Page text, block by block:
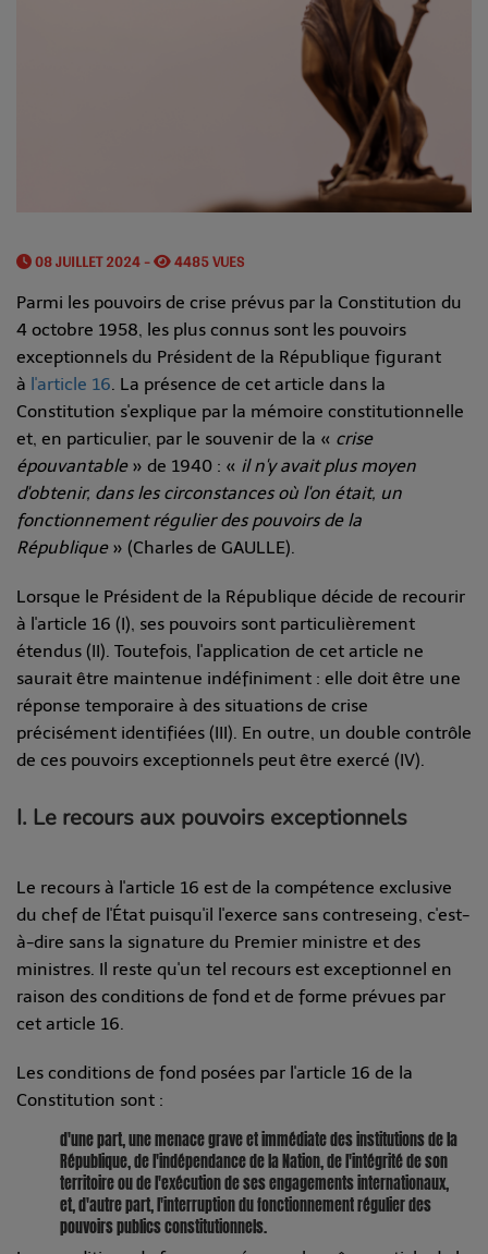
08 JUILLET 2024 - 4485 VUES
Parmi les pouvoirs de crise prévus par la Constitution du
4 octobre 1958, les plus connus sont les pouvoirs
exceptionnels du Président de la République figurant
à l'article 16. La présence de cet article dans la
Constitution s'explique par la mémoire constitutionnelle
et, en particulier, par le souvenir de la « crise
épouvantable» de 1940 : « il n'y avait plus moyen
d'obtenir, dans les circonstances où l'on était, un
fonctionnement régulier des pouvoirs de la
République» (Charles de GAULLE).
Lorsque le Président de la République décide de recourir
à l'article 16 (I), ses pouvoirs sont particulièrement
étendus (II). Toutefois, l'application de cet article ne
saurait être maintenue indéfiniment : elle doit être une
réponse temporaire à des situations de crise
précisément identifiées (III). En outre, un double contrôle
de ces pouvoirs exceptionnels peut être exercé (IV).
I. Le recours aux pouvoirs exceptionnels
Le recours à l'article 16 est de la compétence exclusive
du chef de l'État puisqu'il l'exerce sans contreseing, c'est-
à-dire sans la signature du Premier ministre et des
ministres. Il reste qu'un tel recours est exceptionnel en
raison des conditions de fond et de forme prévues par
cet article 16.
Les conditions de fond posées par l'article 16 de la
Constitution sont :
d'une part, une menace grave et immédiate des institutions de la
République, de l'indépendance de la Nation, de l'intégrité de son
territoire ou de l'exécution de ses engagements internationaux,
et, d'autre part, l'interruption du fonctionnement régulier des
pouvoirs publics constitutionnels.